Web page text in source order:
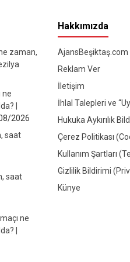
zaman,
ne
|
2026
saat
saat
ne
|
Hakkımızda
AjansBeşiktaş.com
Reklam Ver
İletişim
İhlal Talepleri ve
Hukuka Aykırılık
Çerez Politikası
Kullanım Şartları
Gizlilik Bildirimi
Künye